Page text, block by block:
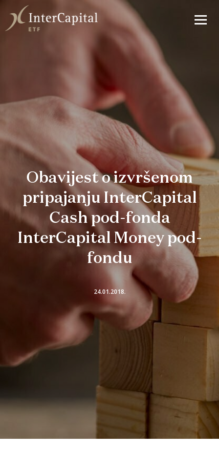
Obavijest o izvršenom
pripajanju InterCapital
Cash pod-fonda
InterCapital Money pod-
fondu
24.01.2018.